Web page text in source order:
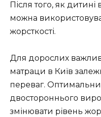
Після того, як
можна
жорсткості.
Для дорослих
матраци в Київ
переваг.
двостороннього
змінювати рівень